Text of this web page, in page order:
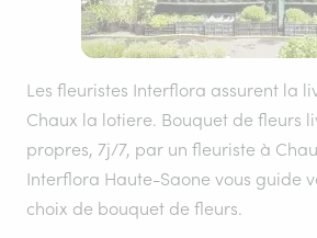
Les fleuristes Interflora assurent la
Chaux la lotiere. Bouquet de fleurs
propres, 7j/7, par un fleuriste à
Interflora Haute-Saone vous guide
choix de bouquet de fleurs.